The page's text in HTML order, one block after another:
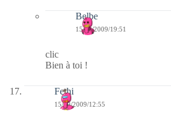
Belbe
15/09/2009/19:51
clic
Bien à toi !
Fethi
15/09/2009/12:55